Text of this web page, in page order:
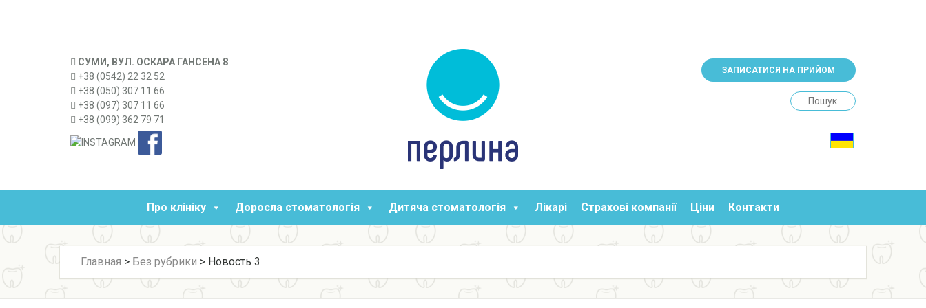
СУМИ, ВУЛ. ОСКАРА ГАНСЕНА 8
+38 (0542) 22 32 52
+38 (050) 307 11 66
+38 (097) 307 11 66
+38 (099) 362 79 71
ЗАПИСАТИСЯ НА ПРИЙОМ
Search
Про клініку Доросла стоматологія Дитяча стоматологія Лікарі Страхові компанії Ціни Контакти
Главная > Без рубрики > Новость 3